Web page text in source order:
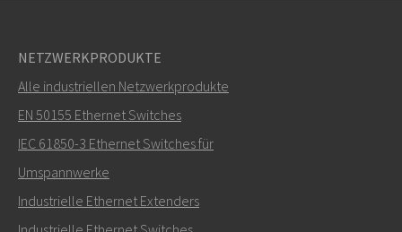
NETZWERKPRODUKTE
Alle industriellen Netzwerkprodukte
EN 50155 Ethernet Switches
IEC 61850-3 Ethernet Switches für
Umspannwerke
Industrielle Ethernet Extenders